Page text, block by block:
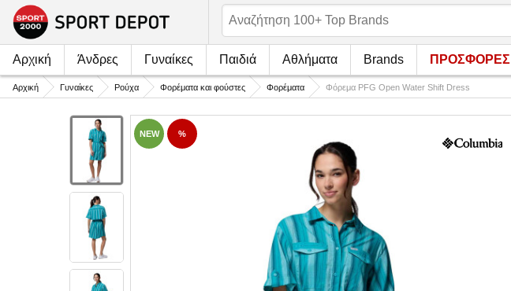
Αρχική Άνδρες Γυναίκες Παιδιά Αθλήματα Brands ΠΡΟΣΦΟΡΕΣ
Αρχική Γυναίκες Ρούχα Φορέματα και φούστες Φορέματα Φόρεμα PFG Open Water Shift Dress
NEW %